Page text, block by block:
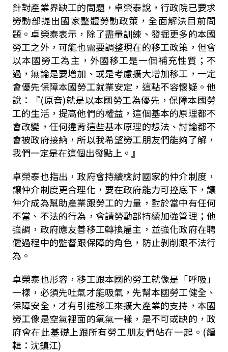
針對產業界缺工的問題，卓榮泰說，行政院已要求
勞動部提出國家整體勞動政策，全面解決目前問
題。卓榮泰表示，除了盡量訓練、發掘更多的本國
勞工之外，可能也需要調整現在的移工政策，但會
以本國勞工為主，外國移工是一個補充性質；不
過，無論是要增加、或是考慮擴大增加移工，一定
會優先保障本國勞工就業安定，這點不容懷疑。他
說：『(原音)就是以本國勞工為優先，保障本國勞
工的生活，提高他們的權益，這個基本的原理都不
會改變，任何違背這些基本原理的想法、討論都不
會被政府接納，所以我希望勞工朋友們能夠了解，
我們一定是在這個出發點上。』
卓榮泰也指出，政府會持續檢討國家的仲介制度，
讓仲介制度更合理化，要在政府能力可控底下，讓
仲介成為幫助產業跟勞工的力量，對於當中有任何
不當、不法的行為，會請勞動部持續加強管理；他
強調，政府應友善移工轉換雇主，並強化政府在聘
僱過程中的監督跟保障的角色，防止剝削跟不法行
為。
卓榮泰也形容，移工跟本國的勞工就像是「呼吸」
一樣，必須先吐氣才能吸氣，先幫本國勞工健全、
保障安全，才有引進移工來擴大產業的支持，本國
勞工像是空氣裡面的氧氣一樣，是不可或缺的，政
府會在此基礎上跟所有勞工朋友們站在一起。(編
輯：沈鎮江)